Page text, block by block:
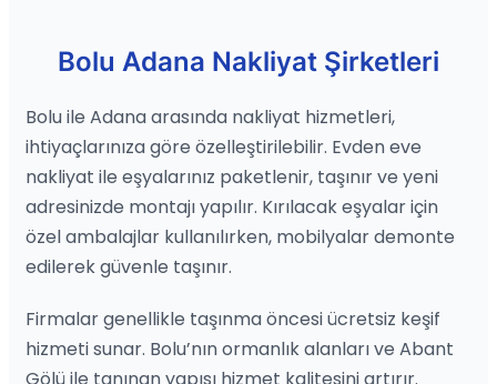
Bolu Adana Nakliyat Şirketleri
Bolu ile Adana arasında nakliyat hizmetleri,
ihtiyaçlarınıza göre özelleştirilebilir. Evden eve
nakliyat ile eşyalarınız paketlenir, taşınır ve yeni
adresinizde montajı yapılır. Kırılacak eşyalar için
özel ambalajlar kullanılırken, mobilyalar demonte
edilerek güvenle taşınır.
Firmalar genellikle taşınma öncesi ücretsiz keşif
hizmeti sunar. Bolu’nın ormanlık alanları ve Abant
Gölü ile tanınan yapısı hizmet kalitesini artırır.